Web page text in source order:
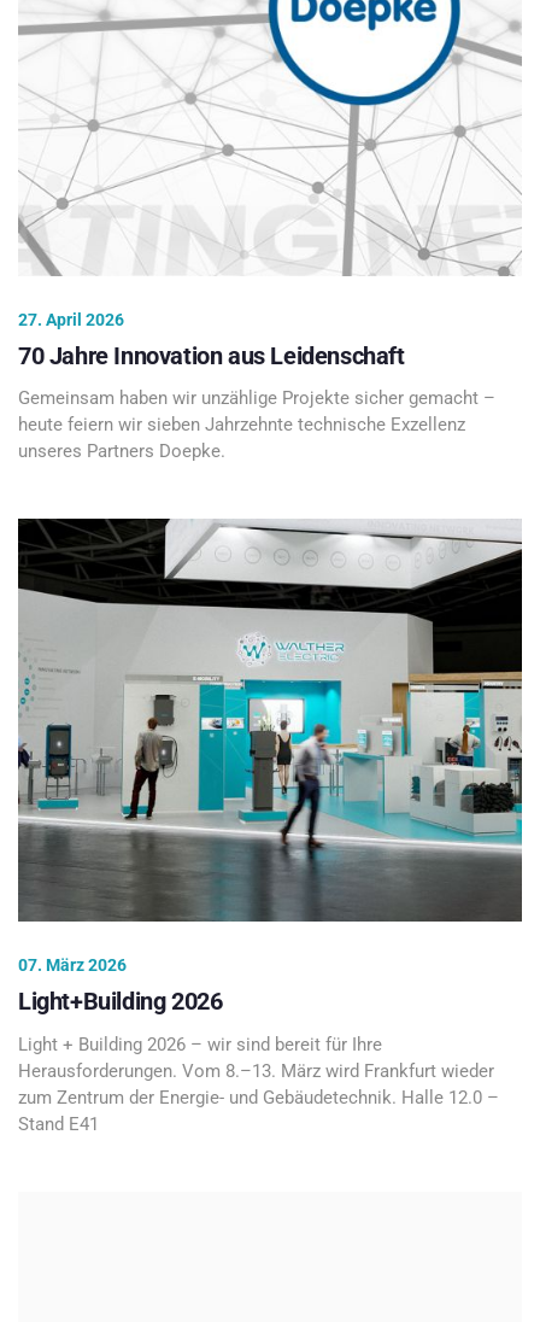
27. April 2026
70 Jahre Innovation aus Leidenschaft
Gemeinsam haben wir unzählige Projekte sicher gemacht –
heute feiern wir sieben Jahrzehnte technische Exzellenz
unseres Partners Doepke.
07. März 2026
Light+Building 2026
Light + Building 2026 – wir sind bereit für Ihre
Herausforderungen. Vom 8.–13. März wird Frankfurt wieder
zum Zentrum der Energie- und Gebäudetechnik. Halle 12.0 –
Stand E41